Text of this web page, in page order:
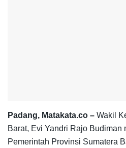
Padang, Matakata.co – Wakil
Barat, Evi Yandri Rajo Budiman
Pemerintah Provinsi Sumatera